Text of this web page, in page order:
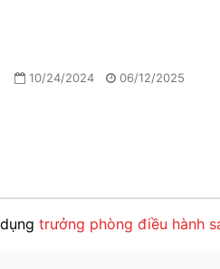
10/24/2024 06/12/2025
trưởng phòng điều hành